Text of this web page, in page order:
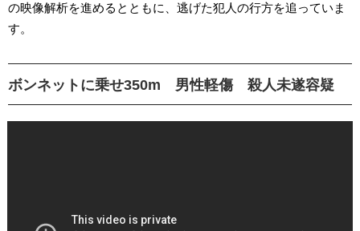
の映像解析を進めるとともに、逃げた犯人の行方を追っていま
す。
ボンネットに乗せ350m 男性軽傷 殺人未遂容疑